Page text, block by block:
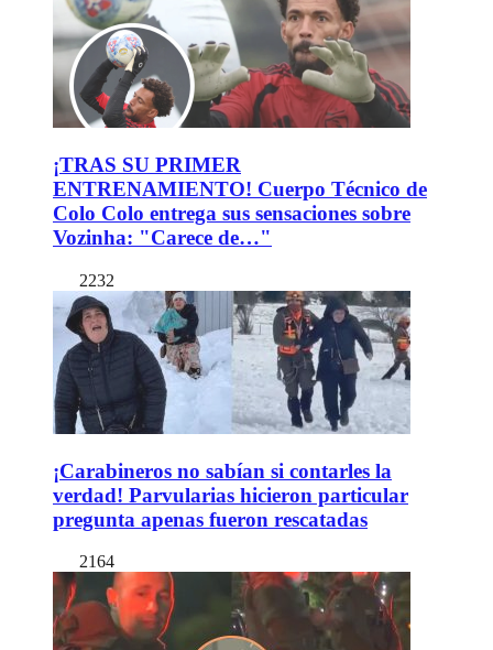
¡TRAS SU PRIMER
ENTRENAMIENTO! Cuerpo Técnico de
Colo Colo entrega sus sensaciones sobre
Vozinha: "Carece de…"
2232
¡Carabineros no sabían si contarles la
verdad! Parvularias hicieron particular
pregunta apenas fueron rescatadas
2164